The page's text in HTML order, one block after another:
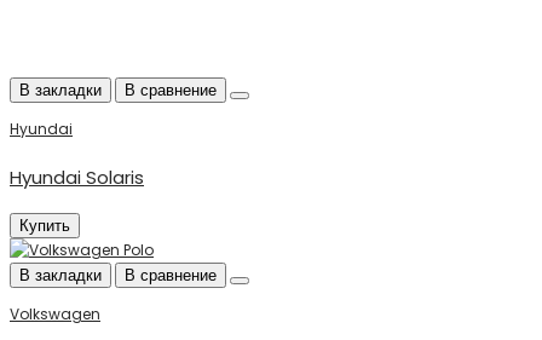
В закладки В сравнение
Hyundai
Hyundai Solaris
Купить
В закладки В сравнение
Volkswagen